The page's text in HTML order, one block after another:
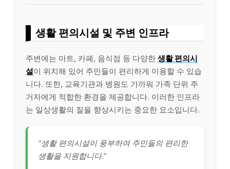
생활 편의시설 및 주변 인프라
주변에는 마트, 카페, 음식점 등 다양한 생활 편의시
설이 위치해 있어 주민들이 편리하게 이용할 수 있습
니다. 또한, 교육기관과 병원도 가까워 가족 단위 주
거자에게 적합한 환경을 제공합니다. 이러한 인프라
는 일상생활의 질을 향상시키는 중요한 요소입니다.
“생활 편의시설이 풍부하여 주민들의 편리한
생활을 지원합니다.”